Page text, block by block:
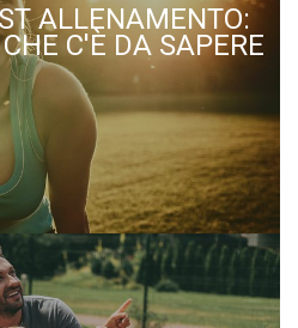
ALLENAMENTO:
C'È DA SAPERE